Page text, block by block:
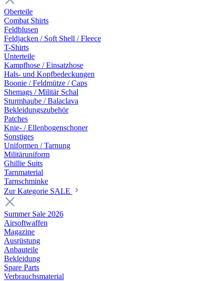
Oberteile
Combat Shirts
Feldblusen
Feldjacken / Soft Shell / Fleece
T-Shirts
Unterteile
Kampfhose / Einsatzhose
Hals- und Kopfbedeckungen
Boonie / Feldmütze / Caps
Shemags / Militär Schal
Sturmhaube / Balaclava
Bekleidungszubehör
Patches
Knie- / Ellenbogenschoner
Sonstiges
Uniformen / Tarnung
Militäruniform
Ghillie Suits
Tarnmaterial
Tarnschminke
Zur Kategorie SALE
Summer Sale 2026
Airsoftwaffen
Magazine
Ausrüstung
Anbauteile
Bekleidung
Spare Parts
Verbrauchsmaterial